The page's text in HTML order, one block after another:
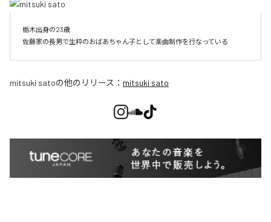
栃木出身の23歳
佐藤家の長男で生粋のおばあちゃん子として楽曲制作を行なっている
mitsuki satoの他のリリース： mitsuki sato